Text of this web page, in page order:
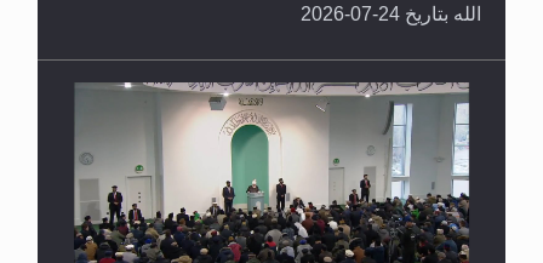
الله بتاريخ 24-07-2026